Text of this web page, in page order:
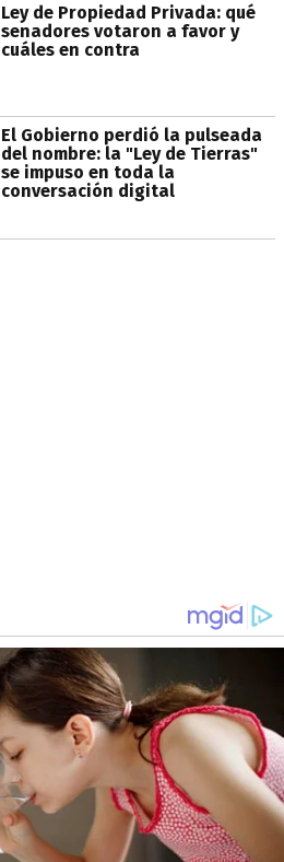
Ley de Propiedad Privada: qué
senadores votaron a favor y
cuáles en contra
El Gobierno perdió la pulseada
del nombre: la "Ley de Tierras"
se impuso en toda la
conversación digital